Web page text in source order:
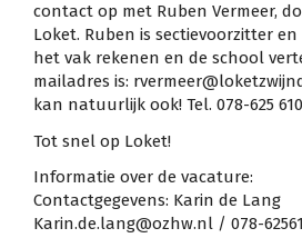
contact op met Ruben Vermeer,
Loket. Ruben is sectievoorzitter
het vak rekenen en de school
mailadres is:
kan natuurlijk ook! Tel. 078-625
Tot snel op Loket!
Informatie over de vacature:
Contactgegevens: Karin de Lang
Karin.de.lang@ozhw.nl / 078-